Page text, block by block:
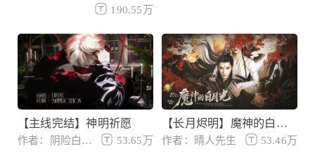
190.55万
【主线完结】神明祈愿
作者：阴险白发小鸡厨 53.65万
【长月烬明】魔神的白月光
作者：晴人先生 53.46万